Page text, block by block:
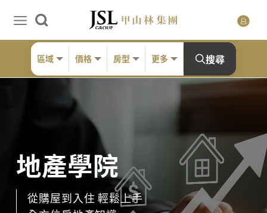
區域 價格 房型 更多 搜尋
地產學院
從購屋到入住 輕鬆上手